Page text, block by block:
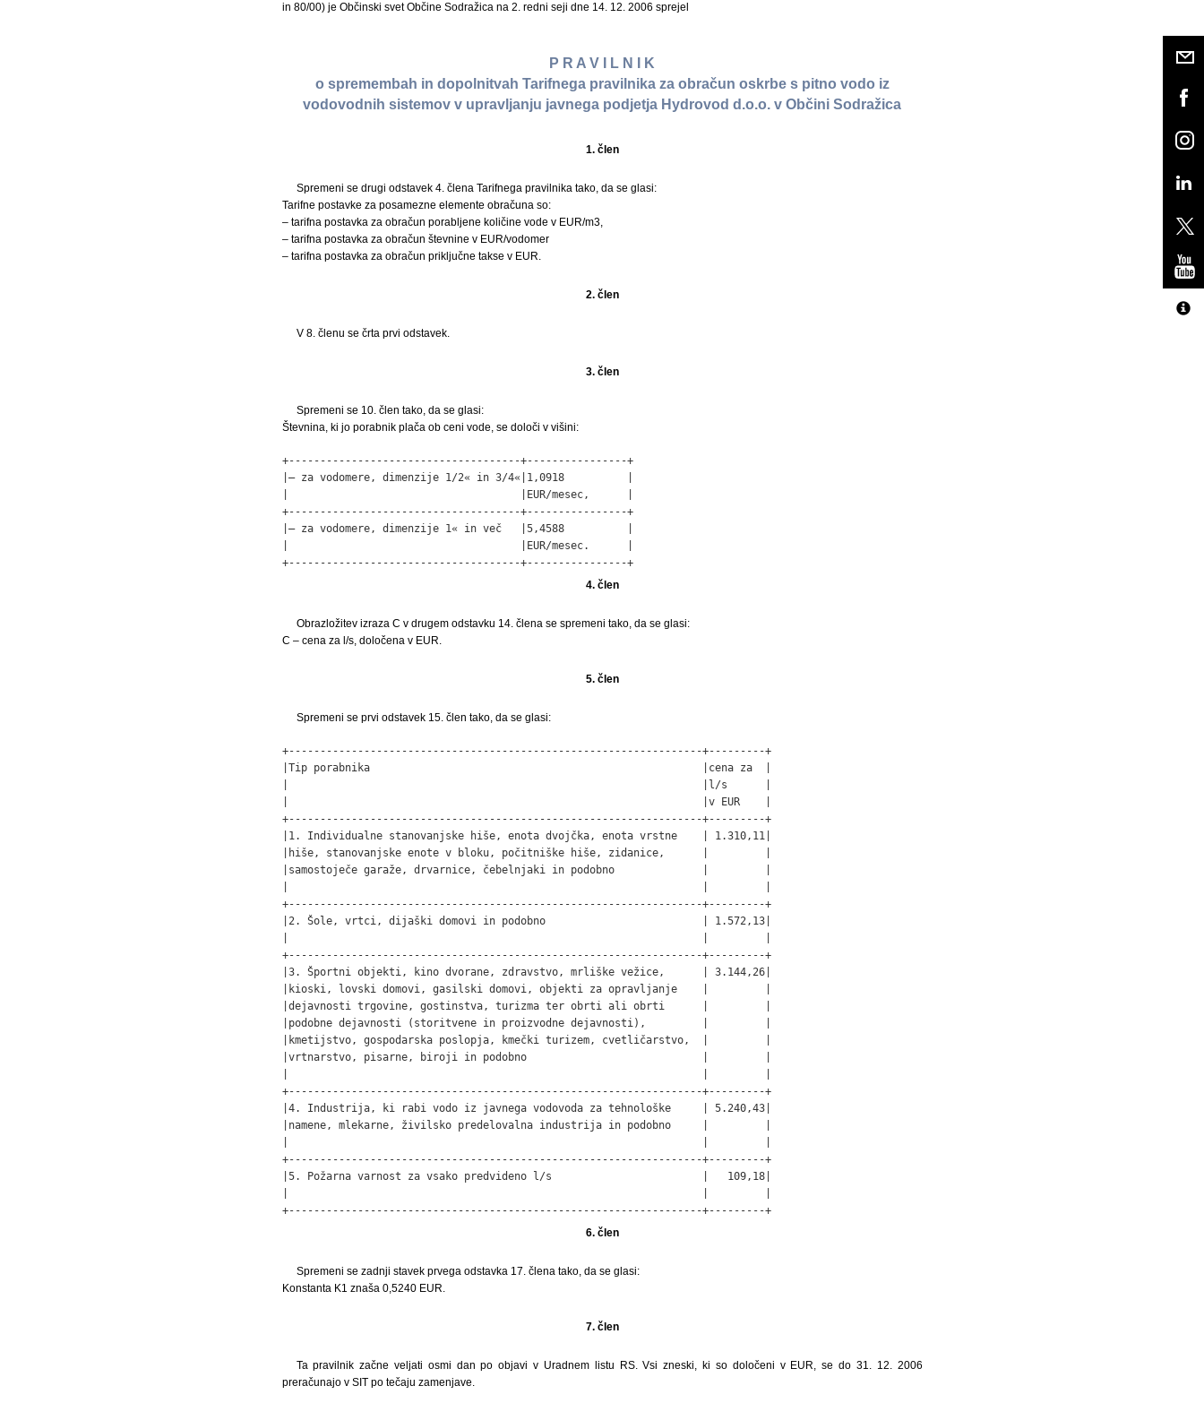
in 80/00) je Občinski svet Občine Sodražica na 2. redni seji dne 14. 12. 2006 sprejel
P R A V I L N I K
o spremembah in dopolnitvah Tarifnega pravilnika za obračun oskrbe s pitno vodo iz
vodovodnih sistemov v upravljanju javnega podjetja Hydrovod d.o.o. v Občini Sodražica
1. člen
Spremeni se drugi odstavek 4. člena Tarifnega pravilnika tako, da se glasi:
Tarifne postavke za posamezne elemente obračuna so:
– tarifna postavka za obračun porabljene količine vode v EUR/m3,
– tarifna postavka za obračun števnine v EUR/vodomer
– tarifna postavka za obračun priključne takse v EUR.
2. člen
V 8. členu se črta prvi odstavek.
3. člen
Spremeni se 10. člen tako, da se glasi:
Števnina, ki jo porabnik plača ob ceni vode, se določi v višini:
+-------------------------------------+----------------+
|– za vodomere, dimenzije 1/2« in 3/4«|1,0918          |
|                                     |EUR/mesec,      |
+-------------------------------------+----------------+
|– za vodomere, dimenzije 1« in več   |5,4588          |
|                                     |EUR/mesec.      |
+-------------------------------------+----------------+
4. člen
Obrazložitev izraza C v drugem odstavku 14. člena se spremeni tako, da se glasi:
C – cena za l/s, določena v EUR.
5. člen
Spremeni se prvi odstavek 15. člen tako, da se glasi:
+------------------------------------------------------------------+---------+
|Tip porabnika                                                     |cena za  |
|                                                                  |l/s      |
|                                                                  |v EUR    |
+------------------------------------------------------------------+---------+
|1. Individualne stanovanjske hiše, enota dvojčka, enota vrstne    | 1.310,11|
|hiše, stanovanjske enote v bloku, počitniške hiše, zidanice,      |         |
|samostoječe garaže, drvarnice, čebelnjaki in podobno              |         |
+------------------------------------------------------------------+---------+
|2. Šole, vrtci, dijaški domovi in podobno                         | 1.572,13|
+------------------------------------------------------------------+---------+
|3. Športni objekti, kino dvorane, zdravstvo, mrliške vežice,      | 3.144,26|
|kioski, lovski domovi, gasilski domovi, objekti za opravljanje    |         |
|dejavnosti trgovine, gostinstva, turizma ter obrti ali obrti      |         |
|podobne dejavnosti (storitvene in proizvodne dejavnosti),         |         |
|kmetijstvo, gospodarska poslopja, kmečki turizem, cvetličarstvo,  |         |
|vrtnarstvo, pisarne, biroji in podobno                            |         |
+------------------------------------------------------------------+---------+
|4. Industrija, ki rabi vodo iz javnega vodovoda za tehnološke     | 5.240,43|
|namene, mlekarne, živilsko predelovalna industrija in podobno     |         |
+------------------------------------------------------------------+---------+
|5. Požarna varnost za vsako predvideno l/s                        |   109,18|
+------------------------------------------------------------------+---------+
6. člen
Spremeni se zadnji stavek prvega odstavka 17. člena tako, da se glasi:
Konstanta K1 znaša 0,5240 EUR.
7. člen
Ta pravilnik začne veljati osmi dan po objavi v Uradnem listu RS. Vsi zneski, ki so določeni v EUR, se do 31. 12. 2006
preračunajo v SIT po tečaju zamenjave.